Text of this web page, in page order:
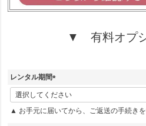
▼ 有料オプ
レンタル期間
(
必
須
▲ お手元に届いてから、ご返送の手続きを